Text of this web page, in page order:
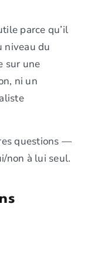
parce qu’il
niveau du
sur une
ni un
questions —
non à lui seul.